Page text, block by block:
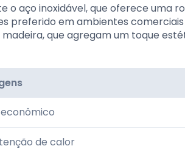
aço inoxidável, que oferece uma
preferido em ambientes
que agregam um toque
de calor